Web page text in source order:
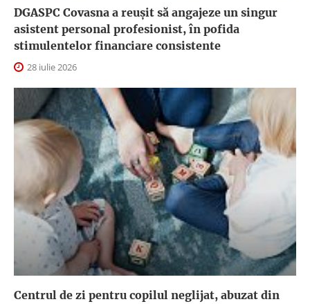
DGASPC Covasna a reuşit să angajeze un singur
asistent personal profesionist, în pofida
stimulentelor financiare consistente
28 iulie 2026
Centrul de zi pentru copilul neglijat, abuzat din